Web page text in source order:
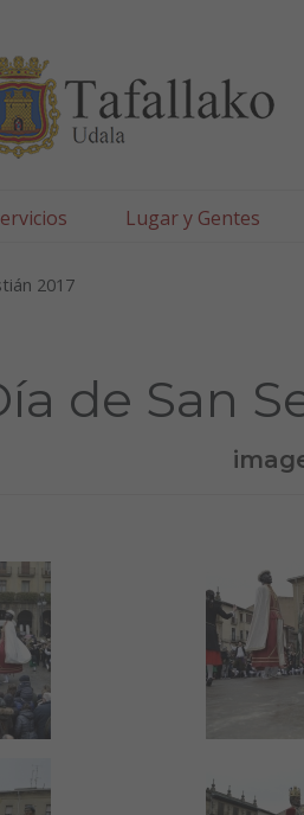
Lugar y Gentes
2017
de San